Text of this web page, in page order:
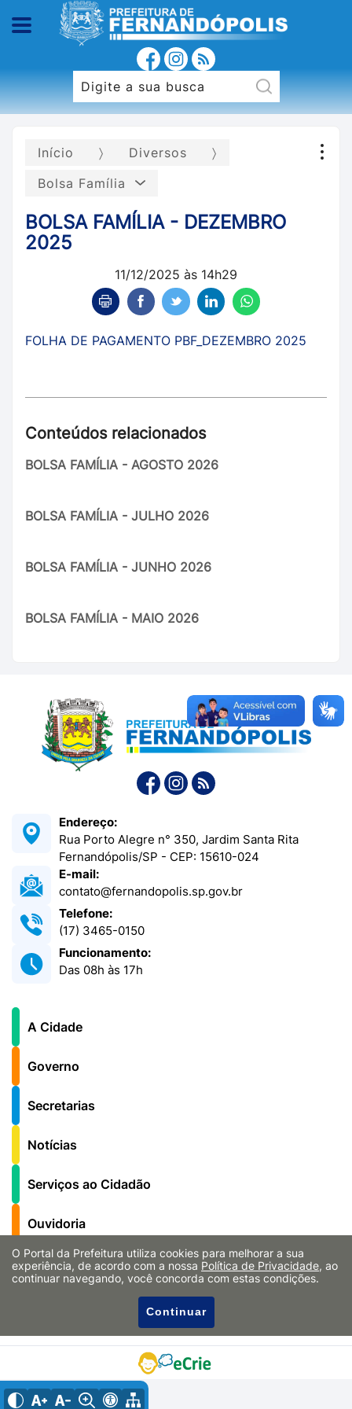
Início
Diversos
Bolsa Família
BOLSA FAMÍLIA - DEZEMBRO
2025
11/12/2025 às 14h29
FOLHA DE PAGAMENTO PBF_DEZEMBRO 2025
Conteúdos relacionados
BOLSA FAMÍLIA - AGOSTO 2026
BOLSA FAMÍLIA - JULHO 2026
BOLSA FAMÍLIA - JUNHO 2026
BOLSA FAMÍLIA - MAIO 2026
Endereço:
Rua Porto Alegre n° 350, Jardim Santa Rita
Fernandópolis/SP - CEP: 15610-024
E-mail:
contato@fernandopolis.sp.gov.br
Telefone:
(17) 3465-0150
Funcionamento:
Das 08h às 17h
A Cidade
Governo
Secretarias
Notícias
Serviços ao Cidadão
Ouvidoria
Fale Conosco
O Portal da Prefeitura utiliza cookies para melhorar a sua
experiência, de acordo com a nossa Política de Privacidade, ao
continuar navegando, você concorda com estas condições.
Continuar